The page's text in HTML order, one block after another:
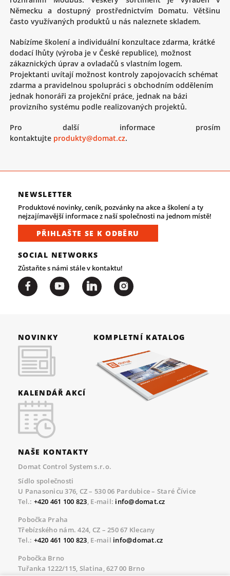
Německu a dostupný prostřednictvím Domatu. Většinu
často využívaných produktů u nás naleznete skladem.
Nabízíme školení a individuální konzultace zdarma, krátké
dodací lhůty (výroba je v České republice), možnost
zákaznických úprav a ovladačů s vlastním logem.
Projektanti uvítají možnost kontroly zapojovacích schémat
zdarma a pravidelnou spolupráci s obchodním oddělením
jednak honoráři za projekční práce, jednak na bázi
provizního systému podle realizovaných projektů.
Pro další informace prosím
kontaktujte produkty@domat.cz.
NEWSLETTER
Produktové novinky, ceník, pozvánky na akce a školení a ty
nejzajímavější informace z naší společnosti na jednom místě!
PŘIHLAŠTE SE K ODBĚRU
SOCIAL NETWORKS
Zůstaňte s námi stále v kontaktu!
NOVINKY
KALENDÁŘ AKCÍ
KOMPLETNÍ KATALOG
NAŠE KONTAKTY
Domat Control System s.r.o.
Sídlo společnosti
U Panasonicu 376, CZ – 530 06 Pardubice – Staré Čívice
Tel.: +420 461 100 823, E-mail: info@domat.cz
Pobočka Praha
Třebízského nám. 424, CZ – 250 67 Klecany
Tel.: +420 461 100 823, E-mail info@domat.cz
Pobočka Brno
Tuřanka 1222/115, Slatina, 627 00 Brno